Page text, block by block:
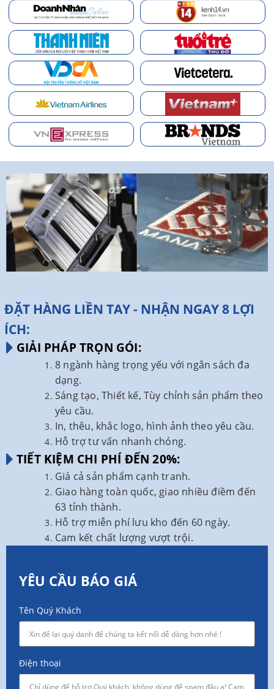
ĐẶT HÀNG LIỀN TAY - NHẬN NGAY 8 LỢI
ÍCH:
GIẢI PHÁP TRỌN GÓI:
8 ngành hàng trọng yếu với ngân sách đa
dạng.
Sáng tạo, Thiết kế, Tùy chỉnh sản phẩm theo
yêu cầu.
In, thêu, khắc logo, hình ảnh theo yêu cầu.
Hỗ trợ tư vấn nhanh chóng.
TIẾT KIỆM CHI PHÍ ĐẾN 20%:
Giá cả sản phẩm cạnh tranh.
Giao hàng toàn quốc, giao nhiều điềm đến
63 tỉnh thành.
Hỗ trợ miễn phí lưu kho đến 60 ngày.
Cam kết chất lượng vượt trội.
YÊU CẦU BÁO GIÁ
Tên Quý Khách
Điện thoại